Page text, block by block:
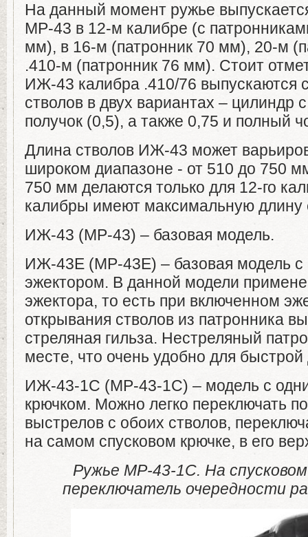
На данный момент ружье
МР-43 в 12-м калибре (с
мм), в 16-м (патронник 70 мм), 20-м
.410-м (патронник 76 мм). Стоит
ИЖ-43 калибра .410/76 выпускаются
стволов в двух вариантах – цилиндр
получок (0,5), а также 0,75 и полный
Длина стволов ИЖ-43 может
широком диапазоне - от 510 до 750
750 мм делаются только для 12-го
калибры имеют максимальную длину
ИЖ-43 (МР-43) – базовая модель.
ИЖ-43Е (МР-43Е) – базовая модель
эжектором. В данной модели
эжектора, то есть при включенном
открывания стволов из патронника
стреляная гильза. Нестреляный
месте, что очень удобно для
ИЖ-43-1С (МР-43-1С) – модель с
крючком. Можно легко переключать
выстрелов с обоих стволов,
на самом спусковом крючке, в его
Ружье МР-43-1С. На
переключатель очередности